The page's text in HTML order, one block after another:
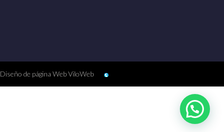
Diseño de página Web ViloWeb